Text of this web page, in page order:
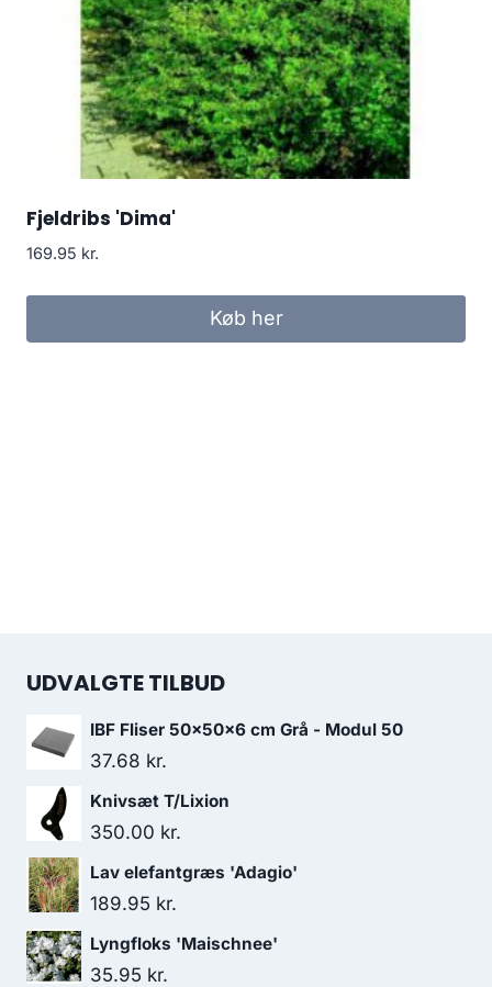
Fjeldribs 'Dima'
169.95 kr.
Køb her
UDVALGTE TILBUD
IBF Fliser 50x50x6 cm Grå - Modul 50
37.68 kr.
Knivsæt T/Lixion
350.00 kr.
Lav elefantgræs 'Adagio'
189.95 kr.
Lyngfloks 'Maischnee'
35.95 kr.